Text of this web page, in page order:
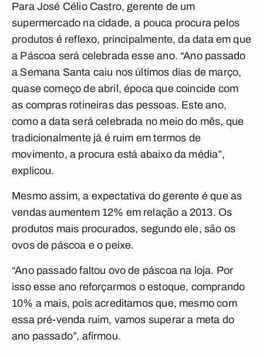
Para José Célio Castro, gerente de um
supermercado na cidade, a pouca procura pelos
produtos é reflexo, principalmente, da data em que
a Páscoa será celebrada esse ano. “Ano passado
a Semana Santa caiu nos últimos dias de março,
quase começo de abril, época que coincide com
as compras rotineiras das pessoas. Este ano,
como a data será celebrada no meio do mês, que
tradicionalmente já é ruim em termos de
movimento, a procura está abaixo da média”,
explicou.
Mesmo assim, a expectativa do gerente é que as
vendas aumentem 12% em relação a 2013. Os
produtos mais procurados, segundo ele, são os
ovos de páscoa e o peixe.
“Ano passado faltou ovo de páscoa na loja. Por
isso esse ano reforçarmos o estoque, comprando
10% a mais, pois acreditamos que, mesmo com
essa pré-venda ruim, vamos superar a meta do
ano passado”, afirmou.